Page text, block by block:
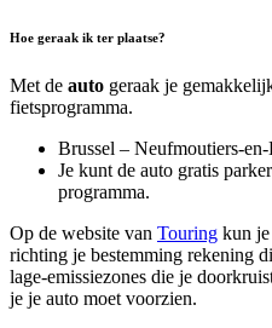
Hoe geraak ik ter plaatse?
Met de auto geraak je
fietsprogramma.
Brussel – Neufmoutiers-
Je kunt de auto gratis
programma.
Op de website van Touring kun
richting je bestemming rekening
lage-emissiezones die je
je je auto moet voorzien.